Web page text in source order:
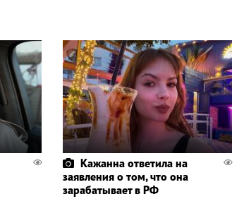
Кажанна ответила на
заявления о том, что она
зарабатывает в РФ